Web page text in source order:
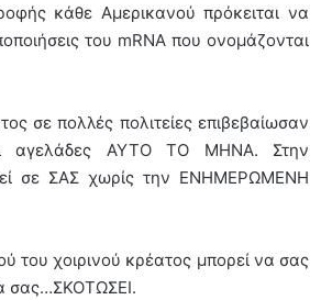
κάθε Αμερικανού πρόκειται να
του mRNA που ονομάζονται
σε πολλές πολιτείες επιβεβαίωσαν
αγελάδες ΑΥΤΟ ΤΟ ΜΗΝΑ. Στην
σε ΣΑΣ χωρίς την ΕΝΗΜΕΡΩΜΕΝΗ
του χοιρινού κρέατος μπορεί να σας
σας…ΣΚΟΤΩΣΕΙ.